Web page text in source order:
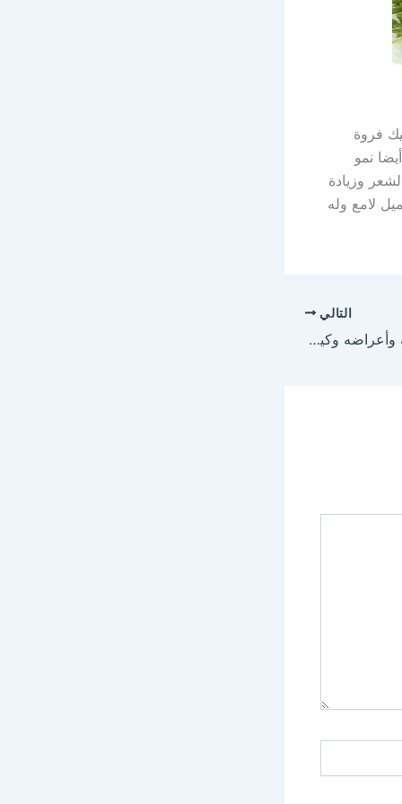
فروة
نمو
وزيادة
لامع وله
التالي
علاج عرق النسا وأسبابه وأعراضه وكيفية التخلص منه بطرق مضمونة وفعالة